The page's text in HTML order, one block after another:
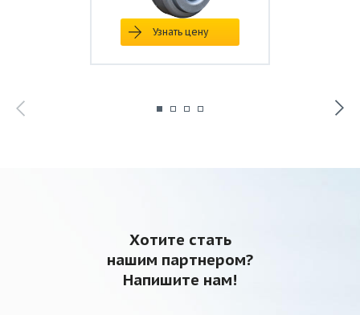
Узнать цену
Хотите стать
нашим партнером?
Напишите нам!